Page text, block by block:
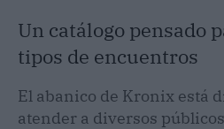
Un catálogo pensado
tipos de encuentros
El abanico de Kronix está
atender a diversos